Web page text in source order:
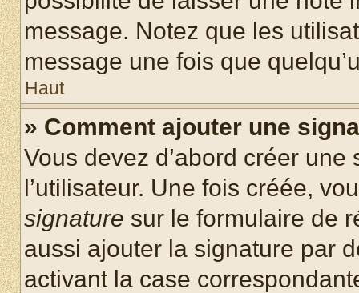
message. Notez que les
message une fois que
Haut
» Comment ajouter une
Vous devez d’abord créer
l’utilisateur. Une fois créée,
signature sur le formulaire de
aussi ajouter la signature par
activant la case